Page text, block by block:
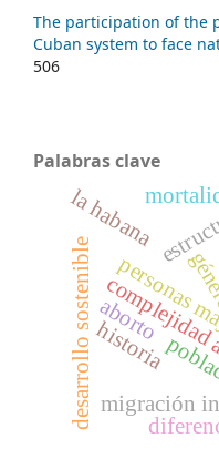
The participation of the
Cuban system to face
506
Palabras clave
personas
migración
desarrollo sostenible
la habana
aborto
historia